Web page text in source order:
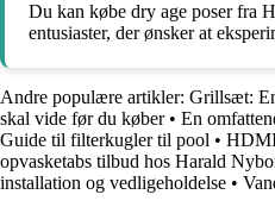
Du kan købe dry age poser fra
entusiaster, der ønsker at
Andre populære artikler: Grillsæt:
skal vide før du køber• En
Guide til filterkugler til pool •
opvasketabs tilbud hos Harald
installation og vedligeholdelse •